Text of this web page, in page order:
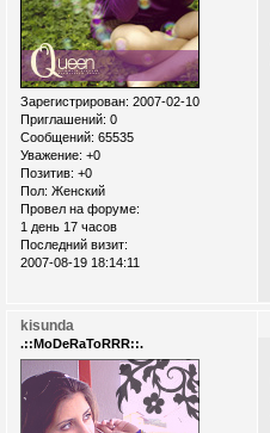
Зарегистрирован: 2007-02-10
Приглашений: 0
Сообщений: 65535
Уважение: +0
Позитив: +0
Пол: Женский
Провел на форуме:
1 день 17 часов
Последний визит:
2007-08-19 18:14:11
kisunda
.::MoDeRaToRRR::.